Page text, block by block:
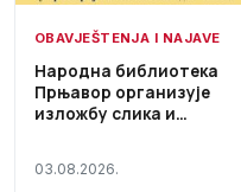
OBAVJEŠTENJA I NAJAVE
Народна библиотека
Прњавор организује
изложбу слика и
03.08.2026.